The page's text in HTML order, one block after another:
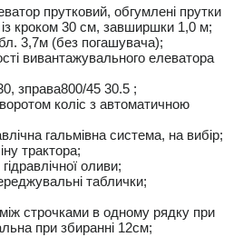
прутковий, обгумлені прутки
кроком 30 см, завширшки 1,0 м;
3,7м (без погашувача);
вивантажувального елеватора
зправа800/45 30.5 ;
коліс з автоматичною
гальмівна система, на вибір;
трактора;
оливи;
таблички;
строчками в одному рядку при
при збиранні 12см;